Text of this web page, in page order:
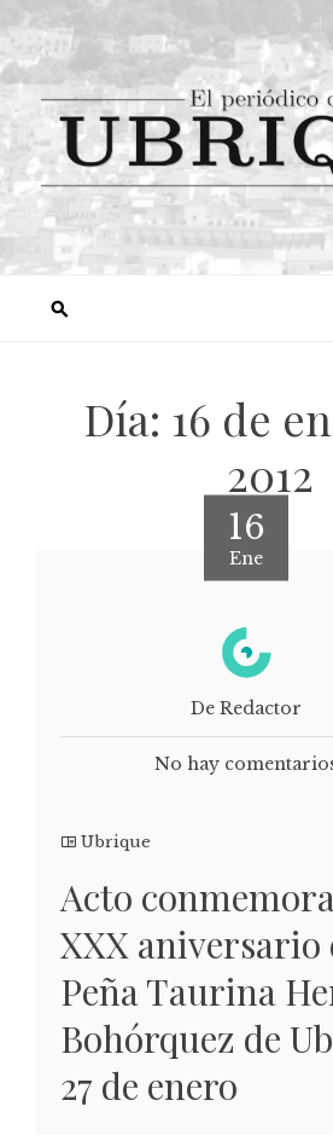
Día: 16 de
2012
16
Ene
De Redactor
No hay
Ubrique
Acto
XXX aniversario
Peña Taurina
Bohórquez de
27 de enero